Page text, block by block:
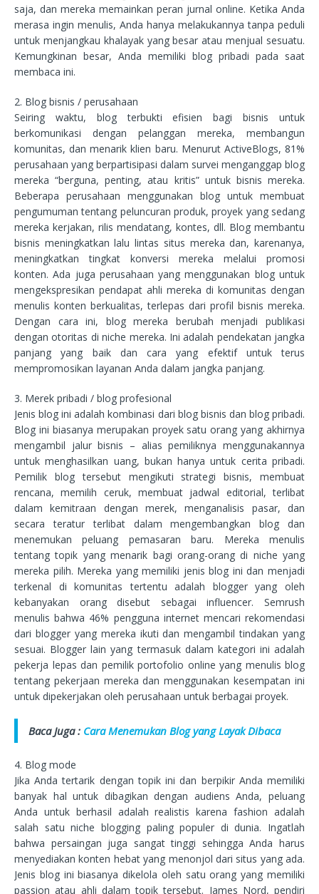
saja, dan mereka memainkan peran jurnal online. Ketika Anda
merasa ingin menulis, Anda hanya melakukannya tanpa peduli
untuk menjangkau khalayak yang besar atau menjual sesuatu.
Kemungkinan besar, Anda memiliki blog pribadi pada saat
membaca ini.
2. Blog bisnis / perusahaan
Seiring waktu, blog terbukti efisien bagi bisnis untuk
berkomunikasi dengan pelanggan mereka, membangun
komunitas, dan menarik klien baru. Menurut ActiveBlogs, 81%
perusahaan yang berpartisipasi dalam survei menganggap blog
mereka “berguna, penting, atau kritis” untuk bisnis mereka.
Beberapa perusahaan menggunakan blog untuk membuat
pengumuman tentang peluncuran produk, proyek yang sedang
mereka kerjakan, rilis mendatang, kontes, dll. Blog membantu
bisnis meningkatkan lalu lintas situs mereka dan, karenanya,
meningkatkan tingkat konversi mereka melalui promosi
konten. Ada juga perusahaan yang menggunakan blog untuk
mengekspresikan pendapat ahli mereka di komunitas dengan
menulis konten berkualitas, terlepas dari profil bisnis mereka.
Dengan cara ini, blog mereka berubah menjadi publikasi
dengan otoritas di niche mereka. Ini adalah pendekatan jangka
panjang yang baik dan cara yang efektif untuk terus
mempromosikan layanan Anda dalam jangka panjang.
3. Merek pribadi / blog profesional
Jenis blog ini adalah kombinasi dari blog bisnis dan blog pribadi.
Blog ini biasanya merupakan proyek satu orang yang akhirnya
mengambil jalur bisnis – alias pemiliknya menggunakannya
untuk menghasilkan uang, bukan hanya untuk cerita pribadi.
Pemilik blog tersebut mengikuti strategi bisnis, membuat
rencana, memilih ceruk, membuat jadwal editorial, terlibat
dalam kemitraan dengan merek, menganalisis pasar, dan
secara teratur terlibat dalam mengembangkan blog dan
menemukan peluang pemasaran baru. Mereka menulis
tentang topik yang menarik bagi orang-orang di niche yang
mereka pilih. Mereka yang memiliki jenis blog ini dan menjadi
terkenal di komunitas tertentu adalah blogger yang oleh
kebanyakan orang disebut sebagai influencer. Semrush
menulis bahwa 46% pengguna internet mencari rekomendasi
dari blogger yang mereka ikuti dan mengambil tindakan yang
sesuai. Blogger lain yang termasuk dalam kategori ini adalah
pekerja lepas dan pemilik portofolio online yang menulis blog
tentang pekerjaan mereka dan menggunakan kesempatan ini
untuk dipekerjakan oleh perusahaan untuk berbagai proyek.
Baca Juga : Cara Menemukan Blog yang Layak Dibaca
4. Blog mode
Jika Anda tertarik dengan topik ini dan berpikir Anda memiliki
banyak hal untuk dibagikan dengan audiens Anda, peluang
Anda untuk berhasil adalah realistis karena fashion adalah
salah satu niche blogging paling populer di dunia. Ingatlah
bahwa persaingan juga sangat tinggi sehingga Anda harus
menyediakan konten hebat yang menonjol dari situs yang ada.
Jenis blog ini biasanya dikelola oleh satu orang yang memiliki
passion atau ahli dalam topik tersebut. James Nord, pendiri